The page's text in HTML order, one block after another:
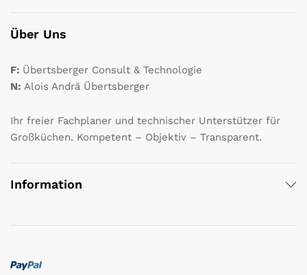
Über Uns
F: Übertsberger Consult & Technologie
N: Alois Andrä Übertsberger
Ihr freier Fachplaner und technischer Unterstützer für
Großküchen. Kompetent – Objektiv – Transparent.
Information